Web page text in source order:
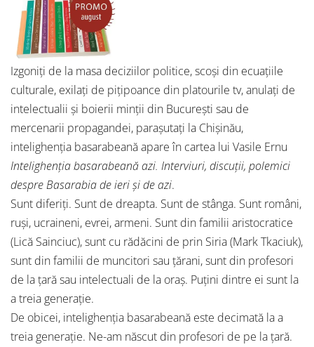
Izgoniți de la masa deciziilor politice, scoși din ecuațiile
culturale, exilați de pițipoance din platourile tv, anulați de
intelectualii și boierii minții din București sau de
mercenarii propagandei, parașutați la Chișinău,
intelighenția basarabeană apare în cartea lui Vasile Ernu
Intelighenția basarabeană azi. Interviuri, discuții, polemici
despre Basarabia de ieri și de azi.
Sunt diferiți. Sunt de dreapta. Sunt de stânga. Sunt români,
ruși, ucraineni, evrei, armeni. Sunt din familii aristocratice
(Lică Sainciuc), sunt cu rădăcini de prin Siria (Mark Tkaciuk),
sunt din familii de muncitori sau țărani, sunt din profesori
de la țară sau intelectuali de la oraș. Puțini dintre ei sunt la
a treia generație.
De obicei, intelighenția basarabeană este decimată la a
treia generație. Ne-am născut din profesori de pe la țară.